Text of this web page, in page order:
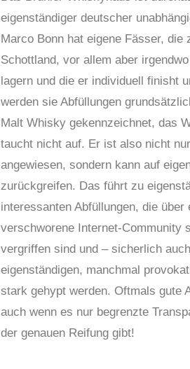
eigenständiger deutscher
Marco Bonn hat eigene Fässer, die
Schottland, vor allem aber
lagern und die er individuell finisht
werden sie Abfüllungen
Malt Whisky gekennzeichnet, das
taucht nicht auf. Er ist also nicht
angewiesen, sondern kann auf
zurückgreifen. Das führt zu
interessanten Abfüllungen, die über
verschworene Internet-Community
vergriffen sind und – sicherlich
eigenständigen, manchmal
stark gehypt werden. Oftmals gute
auch wenn es nur begrenzte
der genauen Reifung gibt!